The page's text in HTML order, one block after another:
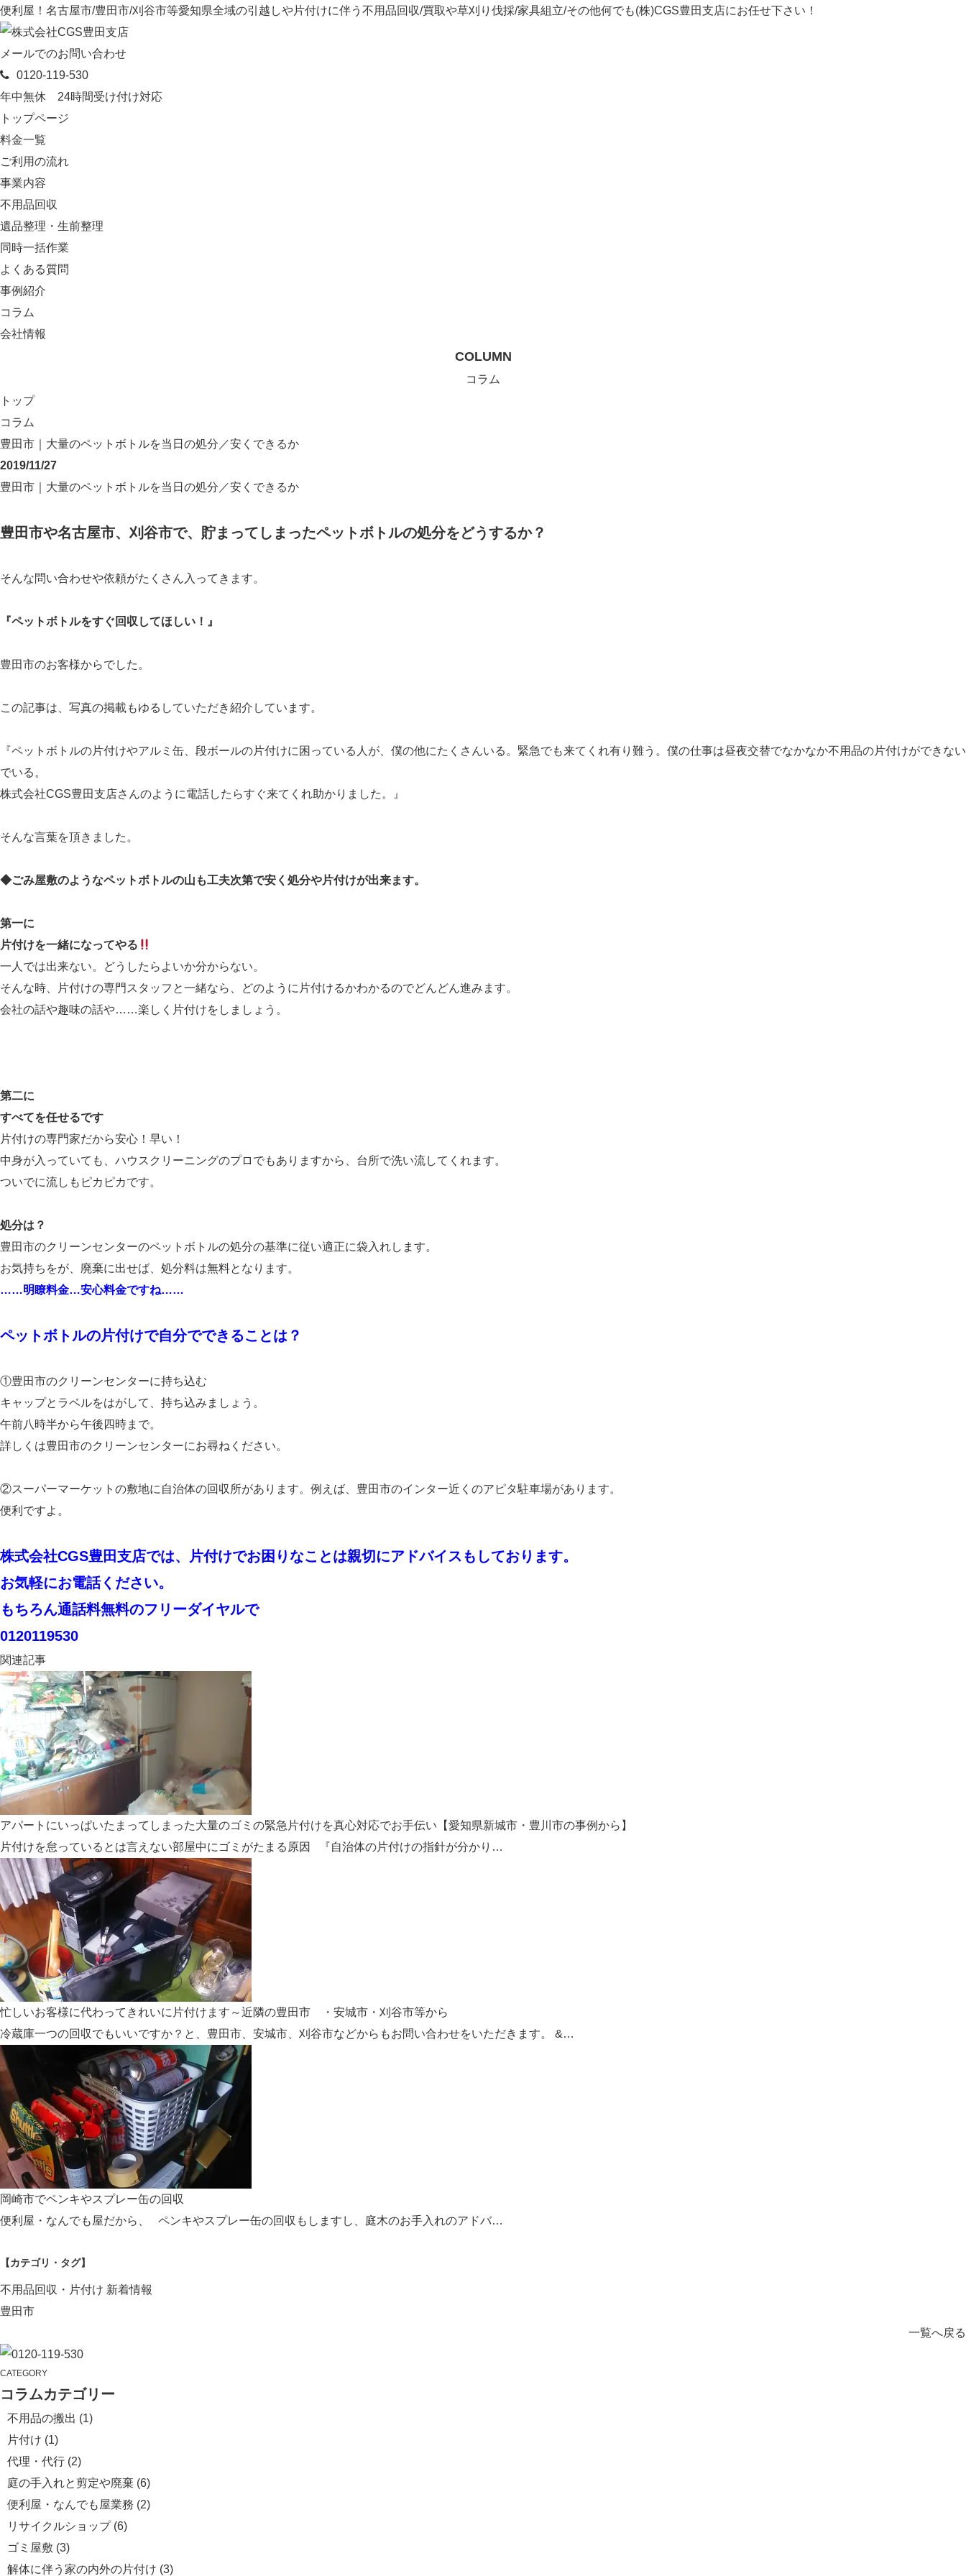
便利屋！名古屋市/豊田市/刈谷市等愛知県全域の引越しや片付けに伴う不用品回収/買取や草刈り伐採/家具組立/その他何でも(株)CGS豊田支店にお任せ下さい！
メールでのお問い合わせ
0120-119-530
年中無休 24時間受け付け対応
トップページ
料金一覧
ご利用の流れ
事業内容
不用品回収
遺品整理・生前整理
同時一括作業
よくある質問
事例紹介
コラム
会社情報
COLUMN
コラム
トップ
コラム
豊田市｜大量のペットボトルを当日の処分／安くできるか
2019/11/27
豊田市｜大量のペットボトルを当日の処分／安くできるか
豊田市や名古屋市、刈谷市で、貯まってしまったペットボトルの処分をどうするか？
そんな問い合わせや依頼がたくさん入ってきます。
『ペットボトルをすぐ回収してほしい！』
豊田市のお客様からでした。
この記事は、写真の掲載もゆるしていただき紹介しています。
『ペットボトルの片付けやアルミ缶、段ボールの片付けに困っている人が、僕の他にたくさんいる。緊急でも来てくれ有り難う。僕の仕事は昼夜交替でなかなか不用品の片付けができない
でいる。
株式会社CGS豊田支店さんのように電話したらすぐ来てくれ助かりました。』
そんな言葉を頂きました。
◆ごみ屋敷のようなペットボトルの山も工夫次第で安く処分や片付けが出来ます。
第一に
片付けを一緒になってやる
一人では出来ない。どうしたらよいか分からない。
そんな時、片付けの専門スタッフと一緒なら、どのように片付けるかわかるのでどんどん進みます。
会社の話や趣味の話や……楽しく片付けをしましょう。
第二に
すべてを任せるです
片付けの専門家だから安心！早い！
中身が入っていても、ハウスクリーニングのプロでもありますから、台所で洗い流してくれます。
ついでに流しもピカピカです。
処分は？
豊田市のクリーンセンターのペットボトルの処分の基準に従い適正に袋入れします。
お気持ちをが、廃棄に出せば、処分料は無料となります。
……明瞭料金…安心料金ですね……
ペットボトルの片付けで自分でできることは？
①豊田市のクリーンセンターに持ち込む
キャップとラベルをはがして、持ち込みましょう。
午前八時半から午後四時まで。
詳しくは豊田市のクリーンセンターにお尋ねください。
②スーパーマーケットの敷地に自治体の回収所があります。例えば、豊田市のインター近くのアピタ駐車場があります。
便利ですよ。
株式会社CGS豊田支店では、片付けでお困りなことは親切にアドバイスもしております。
お気軽にお電話ください。
もちろん通話料無料のフリーダイヤルで
0120119530
関連記事
アパートにいっぱいたまってしまった大量のゴミの緊急片付けを真心対応でお手伝い【愛知県新城市・豊川市の事例から】
片付けを怠っているとは言えない部屋中にゴミがたまる原因 『自治体の片付けの指針が分かり…
忙しいお客様に代わってきれいに片付けます～近隣の豊田市 ・安城市・刈谷市等から
冷蔵庫一つの回収でもいいですか？と、豊田市、安城市、刈谷市などからもお問い合わせをいただきます。 &…
岡崎市でペンキやスプレー缶の回収
便利屋・なんでも屋だから、 ペンキやスプレー缶の回収もしますし、庭木のお手入れのアドバ…
【カテゴリ・タグ】
不用品回収・片付け 新着情報
豊田市
一覧へ戻る
CATEGORY
コラムカテゴリー
不用品の搬出 (1)
片付け (1)
代理・代行 (2)
庭の手入れと剪定や廃棄 (6)
便利屋・なんでも屋業務 (2)
リサイクルショップ(6)
ゴミ屋敷 (3)
解体に伴う家の内外の片付け (3)